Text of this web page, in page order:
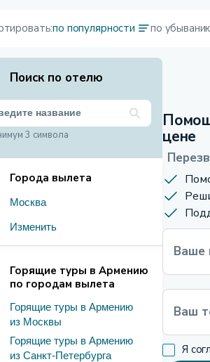
по популярности по
Поиск по отелю
3 символа
Города вылета
Москва
Изменить
Горящие туры в Армению
по городам вылета
Горящие туры в Армению
из Москвы
Горящие туры в Армению
из Санкт-Петербурга
цене
Ваше
Ваш
Я